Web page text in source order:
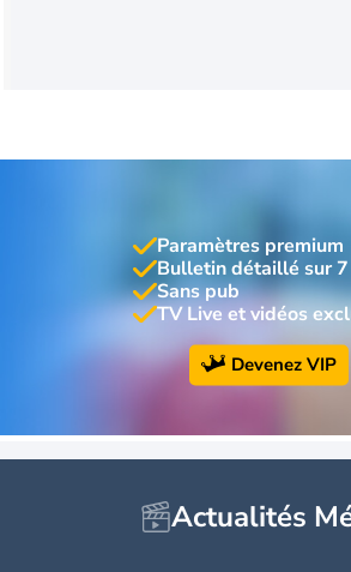
Paramètres premium
Bulletin détaillé sur
Sans pub
TV Live et vidéos
Devenez VIP
Actualités